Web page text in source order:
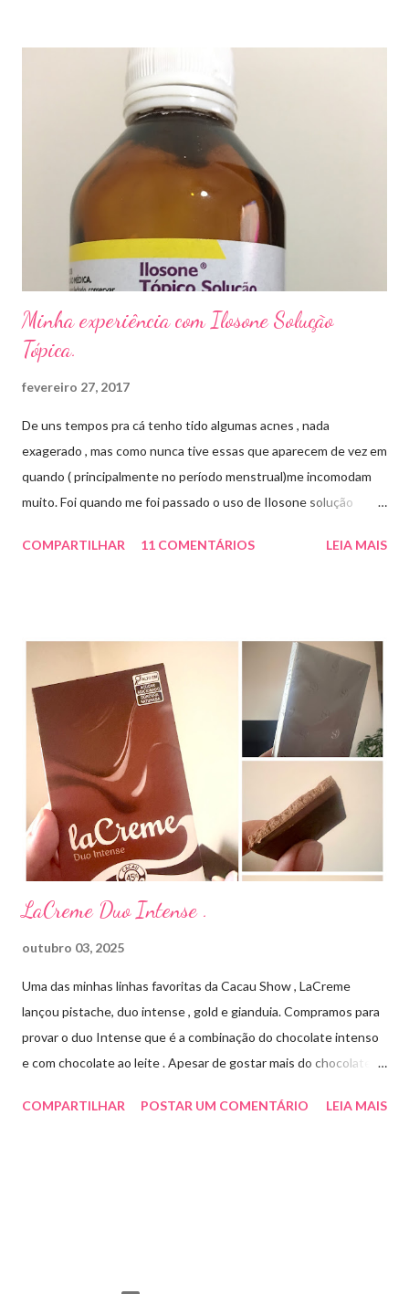
micose de unha é feito com esmaltes antifúngicos ou remédios
orais ,ou para aplicação local receitados pelo dermatologista. O
tempo para tratamento pode variar de 06 meses a um ano. Para
quem prefere tratamentos caseiros , pode aplicar óleo de cravo
duas vezes ao dia. Eu já passei por isso, pelo uso de muito
sapato fechado e apertado . E utilizei o Ciclopirox olamina que é
um agente antifúngico sintético para tratamento dermatológico
Minha experiência com Ilosone Solução
Tópica.
fevereiro 27, 2017
De uns tempos pra cá tenho tido algumas acnes , nada
exagerado , mas como nunca tive essas que aparecem de vez em
quando ( principalmente no período menstrual)me incomodam
muito. Foi quando me foi passado o uso de Ilosone solução
uma consulta com o dermatologista) O Ilosone é um antibiótico
aplico sobre a acne ( geralmente uso a noite). Informação do
produto: ILOSONE TÓPICO SOLUÇÃO (eritromicina) é um
antibiótico de amplo espectro produzido por uma cepa de
Streptomyces erythraeus. É básico e forma rapidamente sais
com os ácidos. Forma farmacêutica e Apresentação ILOSONE
TÓPICO SOLUÇÃO é apresentado sob a forma líquida em
frascos de 120 ml. USO PEDIÁTRICO E ADULTO. Composição
Cada ml contém: Eritromicina base 20 mg Excipientes q.s....
COMPARTILHAR 11 COMENTÁRIOS LEIA MAIS
LaCreme Duo Intense .
outubro 03, 2025
Uma das minhas linhas favoritas da Cacau Show , LaCreme
lançou pistache, duo intense , gold e gianduia. Compramos para
provar o duo Intense que é a combinação do chocolate intenso
e com chocolate ao leite . Apesar de gostar mais do chocolate
medida certa ( tem sabor e cremosidade ). Preço R$19,99 .
COMPARTILHAR POSTAR UM COMENTÁRIO LEIA MAIS